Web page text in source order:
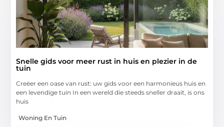
Snelle gids voor meer rust in huis en plezier in de
tuin
Creëer een oase van rust: uw gids voor een harmonieus huis en
een levendige tuin In een wereld die steeds sneller draait, is ons
huis
Woning En Tuin